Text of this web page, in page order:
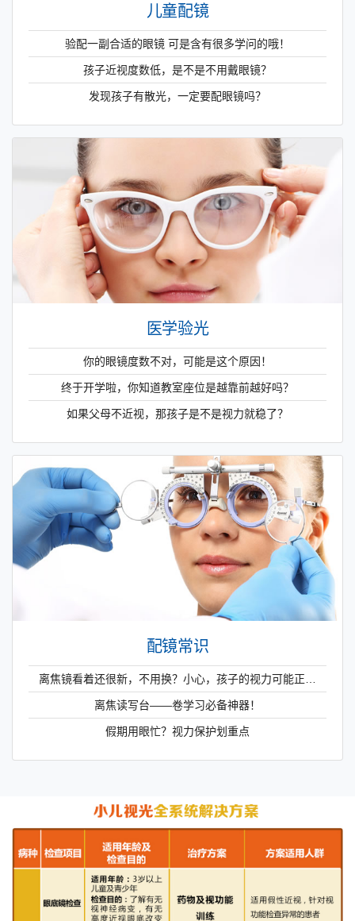
儿童配镜
验配一副合适的眼镜 可是含有很多学问的哦！
孩子近视度数低，是不是不用戴眼镜？
发现孩子有散光，一定要配眼镜吗？
医学验光
你的眼镜度数不对，可能是这个原因！
终于开学啦，你知道教室座位是越靠前越好吗？
如果父母不近视，那孩子是不是视力就稳了？
配镜常识
离焦镜看着还很新，不用换？小心，孩子的视力可能正…
离焦读写台——卷学习必备神器！
假期用眼忙？视力保护划重点